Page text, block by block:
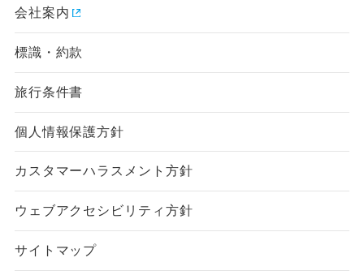
会社案内
標識・約款
旅行条件書
個人情報保護方針
カスタマーハラスメント方針
ウェブアクセシビリティ方針
サイトマップ